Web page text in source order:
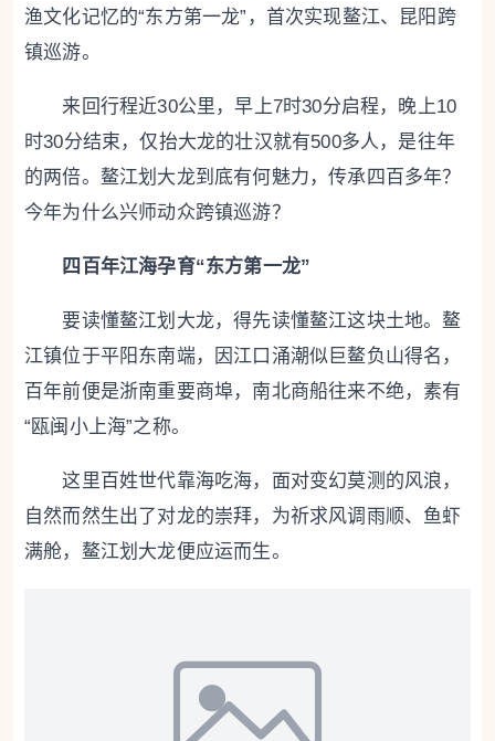
渔文化记忆的“东方第一龙”，首次实现鳌江、昆阳跨
镇巡游。
来回行程近30公里，早上7时30分启程，晚上10
时30分结束，仅抬大龙的壮汉就有500多人，是往年
的两倍。鳌江划大龙到底有何魅力，传承四百多年？
今年为什么兴师动众跨镇巡游？
四百年江海孕育“东方第一龙”
要读懂鳌江划大龙，得先读懂鳌江这块土地。鳌
江镇位于平阳东南端，因江口涌潮似巨鳌负山得名，
百年前便是浙南重要商埠，南北商船往来不绝，素有
“瓯闽小上海”之称。
这里百姓世代靠海吃海，面对变幻莫测的风浪，
自然而然生出了对龙的崇拜，为祈求风调雨顺、鱼虾
满舱，鳌江划大龙便应运而生。